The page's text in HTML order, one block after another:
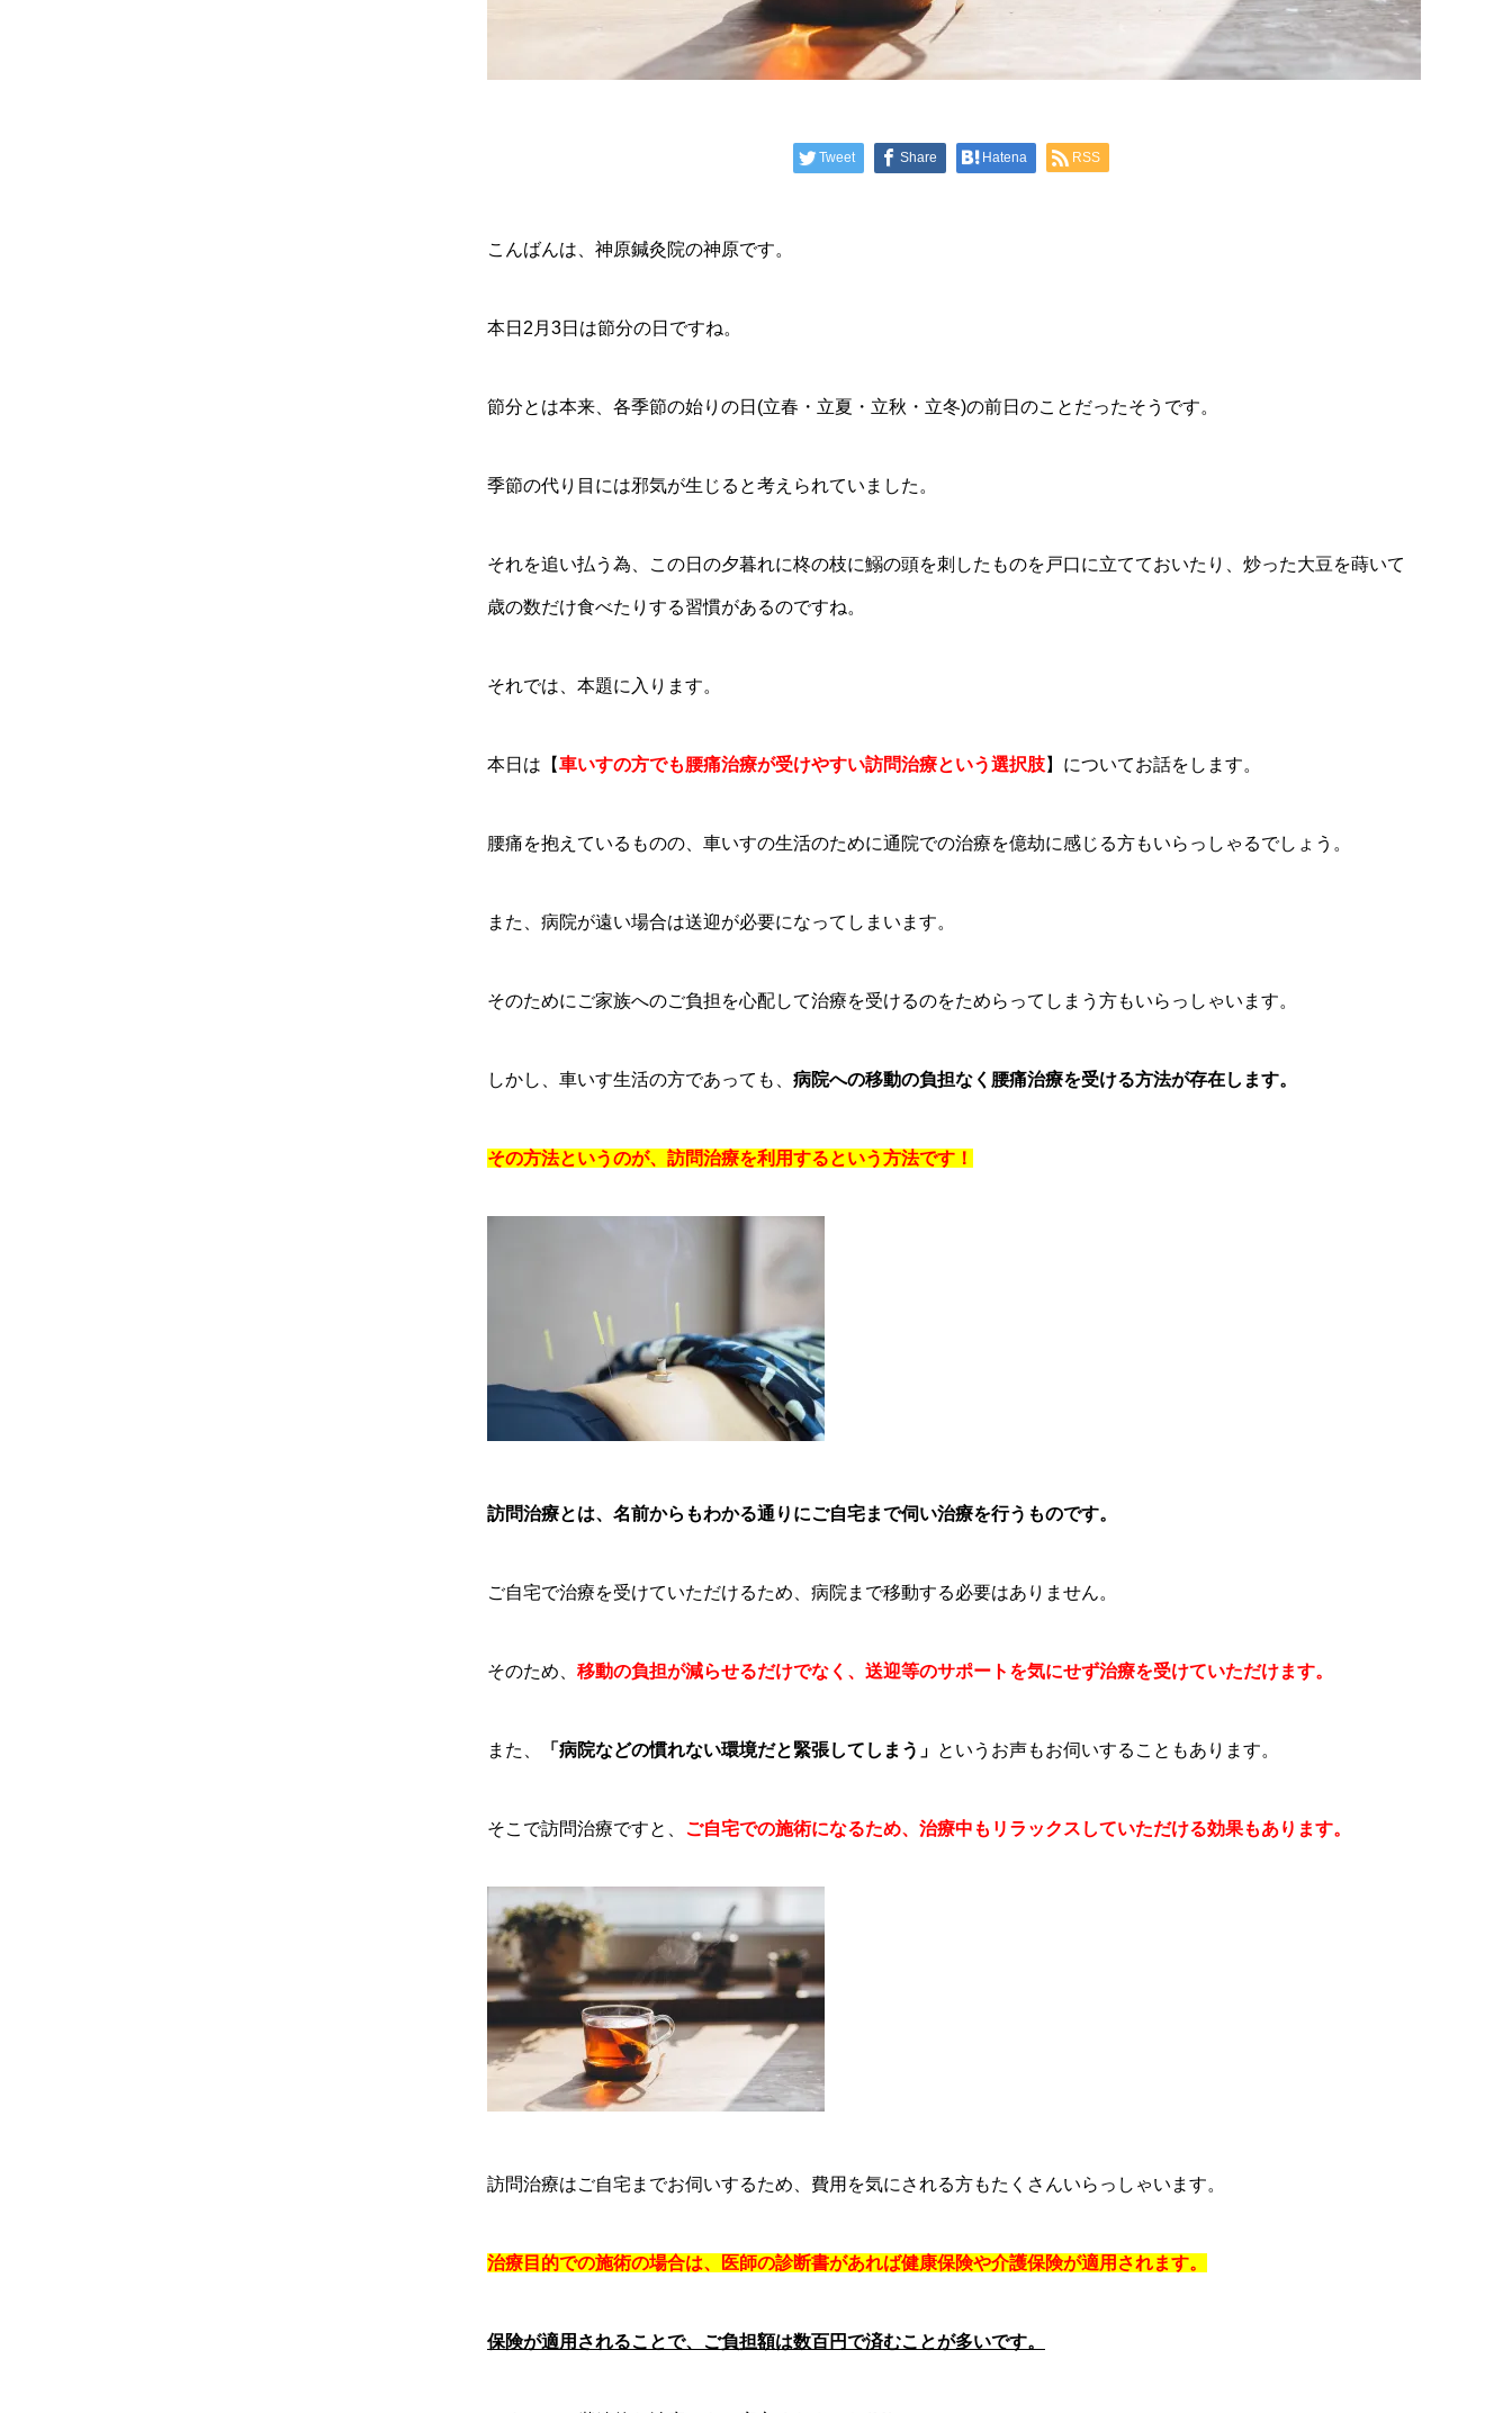
Tweet Share Hatena RSS
こんばんは、神原鍼灸院の神原です。
本日2月3日は節分の日ですね。
節分とは本来、各季節の始りの日(立春・立夏・立秋・立冬)の前日のことだったそうです。
季節の代り目には邪気が生じると考えられていました。
それを追い払う為、この日の夕暮れに柊の枝に鰯の頭を刺したものを戸口に立てておいたり、炒った大豆を蒔いて
歳の数だけ食べたりする習慣があるのですね。
それでは、本題に入ります。
本日は【車いすの方でも腰痛治療が受けやすい訪問治療という選択肢】についてお話をします。
腰痛を抱えているものの、車いすの生活のために通院での治療を億劫に感じる方もいらっしゃるでしょう。
また、病院が遠い場合は送迎が必要になってしまいます。
そのためにご家族へのご負担を心配して治療を受けるのをためらってしまう方もいらっしゃいます。
しかし、車いす生活の方であっても、 病院への移動の負担なく腰痛治療を受ける方法が存在します。
その方法というのが、訪問治療を利用するという方法です！
訪問治療とは、名前からもわかる通りにご自宅まで伺い治療を行うものです。
ご自宅で治療を受けていただけるため、病院まで移動する必要はありません。
そのため、 移動の負担が減らせるだけでなく、送迎等のサポートを気にせず治療を受けていただけます。
また、 「病院などの慣れない環境だと緊張してしまう」 というお声もお伺いすることもあります。
そこで訪問治療ですと、 ご自宅での施術になるため、治療中もリラックスしていただける効果もあります。
訪問治療はご自宅までお伺いするため、費用を気にされる方もたくさんいらっしゃいます。
治療目的での施術の場合は、医師の診断書があれば健康保険や介護保険が適用されます。
保険が適用されることで、ご負担額は数百円で済むことが多いです。